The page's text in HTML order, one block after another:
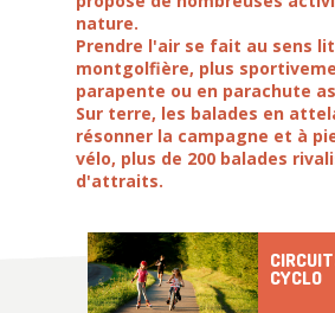
nature.
Prendre l'air se fait au sens
montgolfière, plus
parapente ou en parachute
Sur terre, les balades en
résonner la campagne et à
vélo, plus de 200 balades
d'attraits.
CYCLO